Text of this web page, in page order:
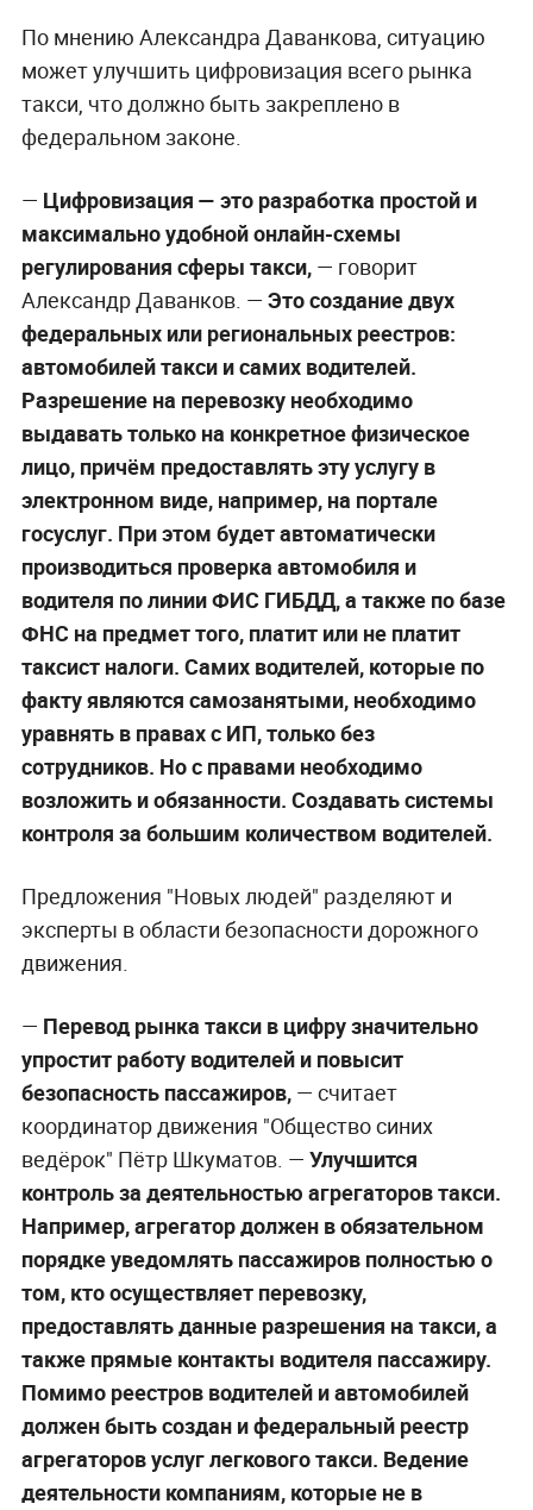
По мнению Александра Даванкова, ситуацию
может улучшить цифровизация всего рынка
такси, что должно быть закреплено в
федеральном законе.
— Цифровизация — это разработка простой и
максимально удобной онлайн-схемы
регулирования сферы такси,— говорит
Александр Даванков. — Это создание двух
федеральных или региональных реестров:
автомобилей такси и самих водителей.
Разрешение на перевозку необходимо
выдавать только на конкретное физическое
лицо, причём предоставлять эту услугу в
электронном виде, например, на портале
госуслуг. При этом будет автоматически
производиться проверка автомобиля и
водителя по линии ФИС ГИБДД, а также по базе
ФНС на предмет того, платит или не платит
таксист налоги. Самих водителей, которые по
факту являются самозанятыми, необходимо
уравнять в правах с ИП, только без
сотрудников. Но с правами необходимо
возложить и обязанности. Создавать системы
контроля за большим количеством водителей.
Предложения "Новых людей" разделяют и
эксперты в области безопасности дорожного
движения.
— Перевод рынка такси в цифру значительно
упростит работу водителей и повысит
безопасность пассажиров, — считает
координатор движения "Общество синих
ведёрок" Пётр Шкуматов. — Улучшится
контроль за деятельностью агрегаторов такси.
Например, агрегатор должен в обязательном
порядке уведомлять пассажиров полностью о
том, кто осуществляет перевозку,
предоставлять данные разрешения на такси, а
также прямые контакты водителя пассажиру.
Помимо реестров водителей и автомобилей
должен быть создан и федеральный реестр
агрегаторов услуг легкового такси. Ведение
деятельности компаниям, которые не в